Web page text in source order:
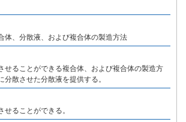
体、分散液、および複合体の製造方法
せることができる複合体、および複合体の製造方
分散させた分散液を提供する。
せることができる。